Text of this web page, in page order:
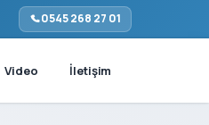
0545 268 27 01
Video İletişim